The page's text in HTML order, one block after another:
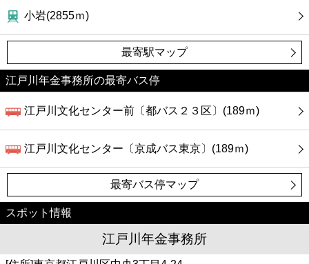
小岩(2855ｍ)
最寄駅マップ
江戸川年金事務所の最寄バス停
江戸川文化センター前〔都バス２３区〕(189ｍ)
江戸川文化センター〔京成バス東京〕(189ｍ)
最寄バス停マップ
スポット情報
江戸川年金事務所